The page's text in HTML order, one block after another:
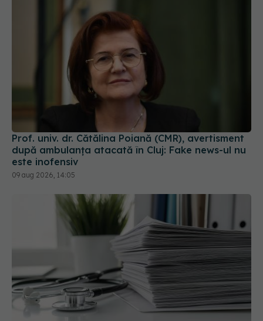
Prof. univ. dr. Cătălina Poiană (CMR), avertisment
după ambulanța atacată în Cluj: Fake news-ul nu
este inofensiv
09 aug 2026, 14:05